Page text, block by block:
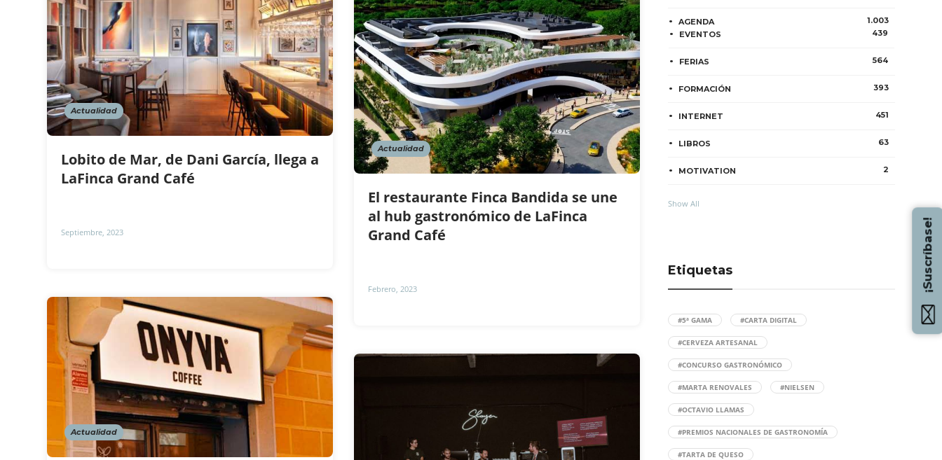
Actualidad
Lobito de Mar, de Dani García, llega a
LaFinca Grand Café
Septiembre, 2023
Actualidad
El restaurante Finca Bandida se une
al hub gastronómico de LaFinca
Grand Café
Febrero, 2023
Actualidad
AGENDA
1.003
EVENTOS
439
FERIAS 564
FORMACIÓN 393
INTERNET 451
LIBROS 63
MOTIVATION 2
Show All
Etiquetas
#5ª GAMA #CARTA DIGITAL
#CERVEZA ARTESANAL
#CONCURSO GASTRONÓMICO
#MARTA RENOVALES #NIELSEN
#OCTAVIO LLAMAS
#PREMIOS NACIONALES DE GASTRONOMÍA
#TARTA DE QUESO
¡Suscríbase!